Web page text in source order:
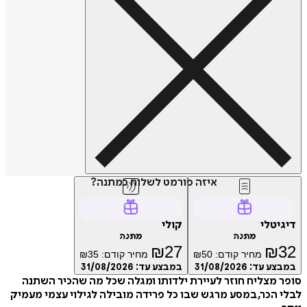
איזה פורמט לשלוח כמתנה?
₪ מחיר קודם: ₪50
עד:31/08/2026
₪ 27 מחיר קודם: ₪35
במבצע עד:31/08/2026
מצליח חוזר לעיירת ילדותו ומגלה שכל מה שהכיר השתנה
הכר, במסע מרגש שבו כל פרידה מובילה לגילוי עצמי מעמיק